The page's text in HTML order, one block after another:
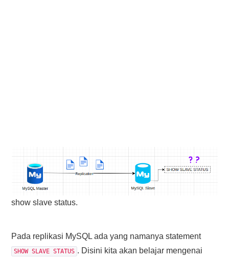
show slave status.
Pada replikasi MySQL ada yang namanya statement
SHOW SLAVE STATUS . Disini kita akan belajar mengenai